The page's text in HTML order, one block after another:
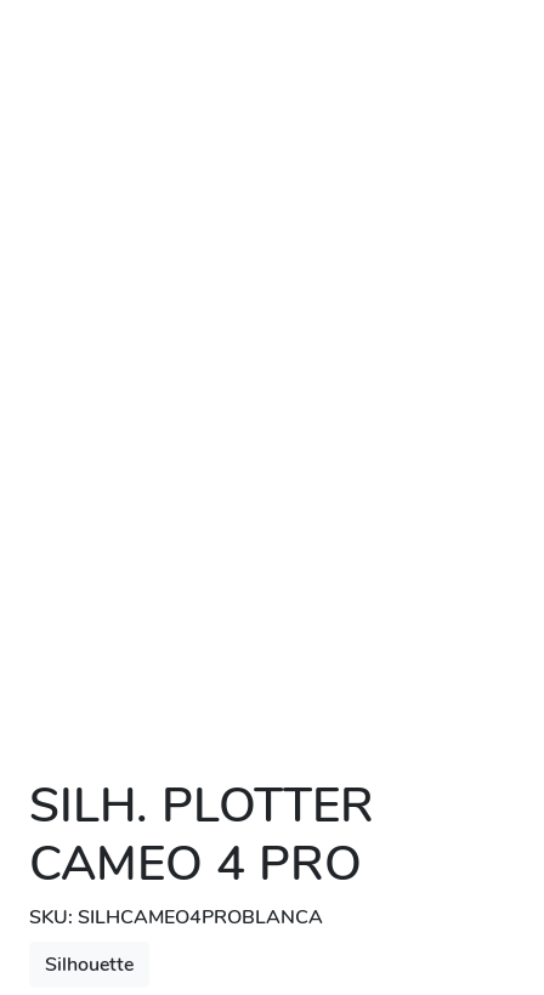
SILH. PLOTTER
CAMEO 4 PRO
SKU: SILHCAMEO4PROBLANCA
Silhouette